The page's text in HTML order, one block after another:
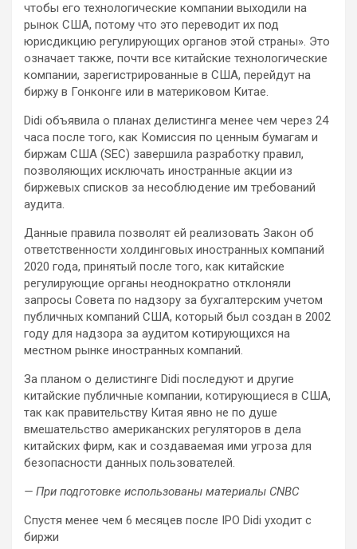
чтобы его технологические компании выходили на
рынок США, потому что это переводит их под
юрисдикцию регулирующих органов этой страны». Это
означает также, почти все китайские технологические
компании, зарегистрированные в США, перейдут на
биржу в Гонконге или в материковом Китае.
Didi объявила о планах делистинга менее чем через 24
часа после того, как Комиссия по ценным бумагам и
биржам США (SEC) завершила разработку правил,
позволяющих исключать иностранные акции из
биржевых списков за несоблюдение им требований
аудита.
Данные правила позволят ей реализовать Закон об
ответственности холдинговых иностранных компаний
2020 года, принятый после того, как китайские
регулирующие органы неоднократно отклоняли
запросы Совета по надзору за бухгалтерским учетом
публичных компаний США, который был создан в 2002
году для надзора за аудитом котирующихся на
местном рынке иностранных компаний.
За планом о делистинге Didi последуют и другие
китайские публичные компании, котирующиеся в США,
так как правительству Китая явно не по душе
вмешательство американских регуляторов в дела
китайских фирм, как и создаваемая ими угроза для
безопасности данных пользователей.
— При подготовке использованы материалы CNBC
Спустя менее чем 6 месяцев после IPO Didi уходит с
биржи